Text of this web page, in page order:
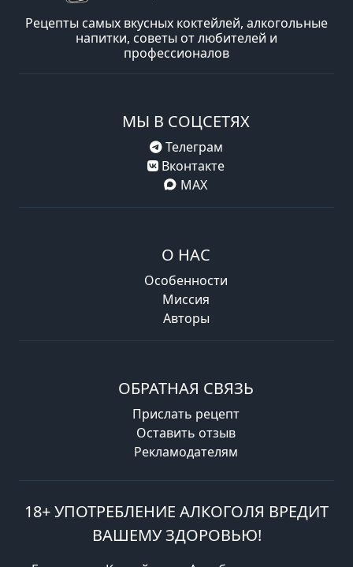
Рецепты самых вкусных коктейлей, алкогольные
напитки, советы от любителей и
профессионалов
МЫ В СОЦСЕТЯХ
Телеграм
Вконтакте
MAX
О НАС
Особенности
Миссия
Авторы
ОБРАТНАЯ СВЯЗЬ
Прислать рецепт
Оставить отзыв
Рекламодателям
18+ УПОТРЕБЛЕНИЕ АЛКОГОЛЯ ВРЕДИТ
ВАШЕМУ ЗДОРОВЬЮ!